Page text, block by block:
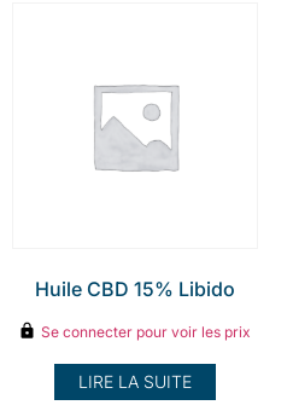
Huile CBD 15% Libido
Se connecter pour voir les prix
LIRE LA SUITE